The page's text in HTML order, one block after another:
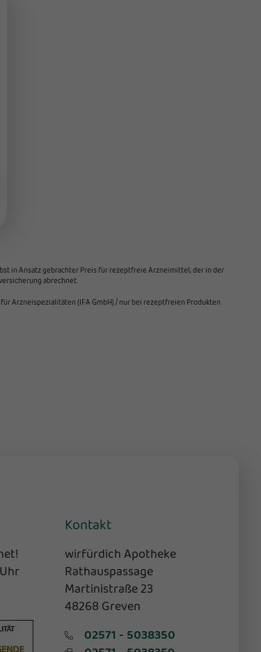
in Ansatz gebrachter Preis für rezeptfreie Arzneimittel, der in der
abrechnet.
Arzneispezialitäten (IFA GmbH) / nur bei rezeptfreien Produkten
Kontakt
wirfürdich Apotheke
Rathauspassage
Martinistraße 23
48268 Greven
02571 - 5038350